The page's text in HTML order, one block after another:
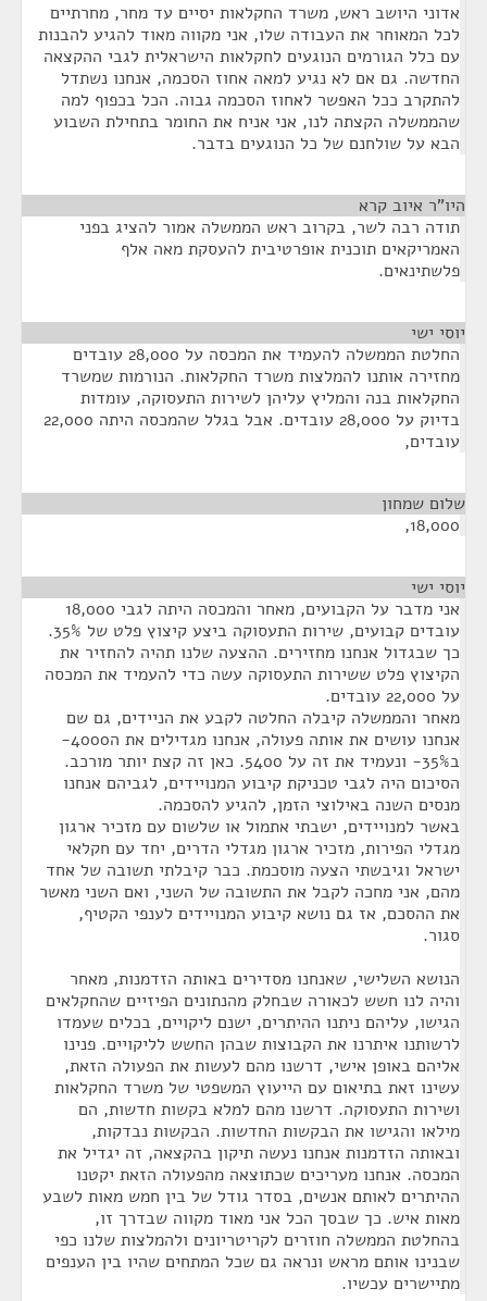
אדוני היושב ראש, משרד החקלאות יסיים עד מחר, מחרתיים
לכל המאוחר את העבודה שלו, אני מקווה מאוד להגיע להבנות
עם כלל הגורמים הנוגעים לחקלאות הישראלית לגבי ההקצאה
החדשה. גם אם לא נגיע למאה אחוז הסכמה, אנחנו נשתדל
להתקרב ככל האפשר לאחוז הסכמה גבוה. הכל בכפוף למה
שהממשלה הקצתה לנו, אני אניח את החומר בתחילת השבוע
הבא על שולחנם של כל הנוגעים בדבר.
היו"ר איוב קרא
תודה רבה לשר, בקרוב ראש הממשלה אמור להציג בפני
האמריקאים תוכנית אופרטיבית להעסקת מאה אלף
פלשתינאים.
יוסי ישי
החלטת הממשלה להעמיד את המכסה על 28,000 עובדים
מחזירה אותנו להמלצות משרד החקלאות. הנורמות שמשרד
החקלאות בנה והמליץ עליהן לשירות התעסוקה, עומדות
בדיוק על 28,000 עובדים. אבל בגלל שהמכסה היתה 22,000
עובדים,
שלום שמחון
18,000,
יוסי ישי
אני מדבר על הקבועים, מאחר והמכסה היתה לגבי 18,000
עובדים קבועים, שירות התעסוקה ביצע קיצוץ פלט של 35%.
כך שבגדול אנחנו מחזירים. ההצעה שלנו תהיה להחזיר את
הקיצוץ פלט ששירות התעסוקה עשה כדי להעמיד את המכסה
על 22,000 עובדים.
מאחר והממשלה קיבלה החלטה לקבע את הניידים, גם שם
אנחנו עושים את אותה פעולה, אנחנו מגדילים את ה4000-
ב35%- ונעמיד את זה על 5400. כאן זה קצת יותר מורכב.
הסיכום היה לגבי טכניקת קיבוע המנויידים, לגביהם אנחנו
מנסים השנה באילוצי הזמן, להגיע להסכמה.
באשר למנויידים, ישבתי אתמול או שלשום עם מזכיר ארגון
מגדלי הפירות, מזכיר ארגון מגדלי הדרים, יחד עם חקלאי
ישראל וגיבשתי הצעה מוסכמת. כבר קיבלתי תשובה של אחד
מהם, אני מחכה לקבל את התשובה של השני, ואם השני מאשר
את ההסכם, אז גם נושא קיבוע המנויידים לענפי הקטיף,
סגור.
הנושא השלישי, שאנחנו מסדירים באותה הזדמנות, מאחר
והיה לנו חשש לכאורה שבחלק מהנתונים הפיזיים שהחקלאים
הגישו, עליהם ניתנו ההיתרים, ישנם ליקויים, בכלים שעמדו
לרשותנו איתרנו את הקבוצות שבהן החשש לליקויים. פנינו
אליהם באופן אישי, דרשנו מהם לעשות את הפעולה הזאת,
עשינו זאת בתיאום עם הייעוץ המשפטי של משרד החקלאות
ושירות התעסוקה. דרשנו מהם למלא בקשות חדשות, הם
מילאו והגישו את הבקשות החדשות. הבקשות נבדקות,
ובאותה הזדמנות אנחנו נעשה תיקון בהקצאה, זה יגדיל את
המכסה. אנחנו מעריכים שכתוצאה מהפעולה הזאת יקטנו
ההיתרים לאותם אנשים, בסדר גודל של בין חמש מאות לשבע
מאות איש. כך שבסך הכל אני מאוד מקווה שבדרך זו,
בהחלטת הממשלה חוזרים לקריטריונים ולהמלצות שלנו כפי
שבנינו אותם מראש ונראה גם שכל המתחים שהיו בין הענפים
מתיישרים עכשיו.